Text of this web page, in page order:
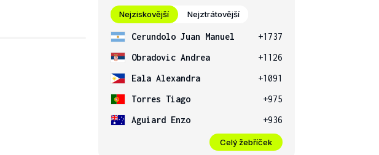
Nejziskovější Nejztrátovější
Cerundolo Juan Manuel
+1737
Obradovic Andrea
+1126
Eala Alexandra
+1091
Torres Tiago
+975
Aguiard Enzo
+936
Celý žebříček